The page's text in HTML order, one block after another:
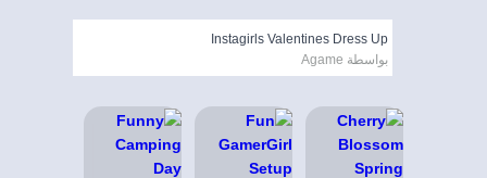
Instagirls Valentines Dress Up
بواسطة Agame